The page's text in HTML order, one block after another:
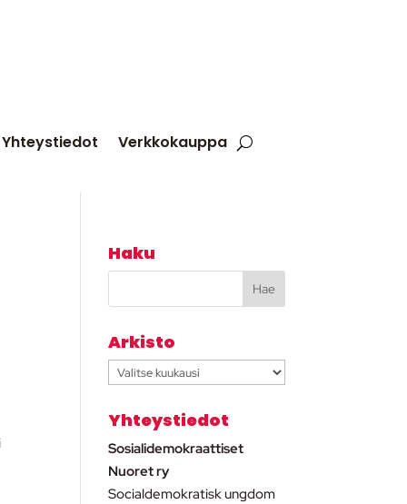
Yhteystiedot Verkkokauppa
Haku
Arkisto
Arkisto
Yhteystiedot
Sosialidemokraattiset
Nuoret ry
Socialdemokratisk ungdom